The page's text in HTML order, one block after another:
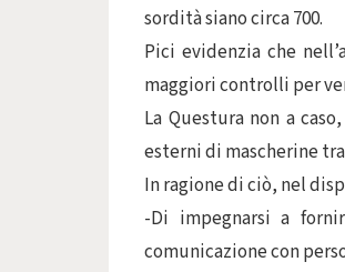
sordità siano circa 700.
Pici evidenzia che
maggiori controlli per
La Questura non a
esterni di mascherine
In ragione di ciò, nel
-Di impegnarsi a
comunicazione con